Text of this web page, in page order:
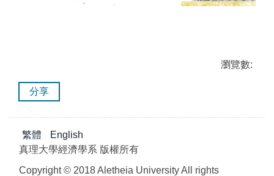
瀏覽數:
分享
繁體
English
真理大學經濟學系 版權所有
Copyright © 2018 Aletheia University All rights